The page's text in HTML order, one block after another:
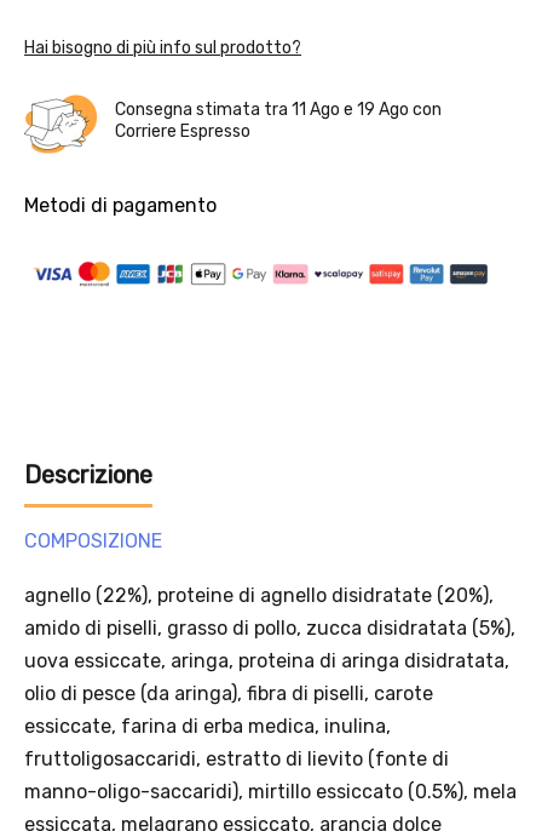
Hai bisogno di più info sul prodotto?
Consegna stimata tra 11 Ago e 19 Ago con
Corriere Espresso
Metodi di pagamento
Descrizione
COMPOSIZIONE
agnello (22%), proteine di agnello disidratate (20%),
amido di piselli, grasso di pollo, zucca disidratata (5%),
uova essiccate, aringa, proteina di aringa disidratata,
olio di pesce (da aringa), fibra di piselli, carote
essiccate, farina di erba medica, inulina,
fruttoligosaccaridi, estratto di lievito (fonte di
manno-oligo-saccaridi), mirtillo essiccato (0.5%), mela
essiccata, melagrano essiccato, arancia dolce
Solo per te: -5% su Platinum
sconto, con spedizione tramiteInPost.